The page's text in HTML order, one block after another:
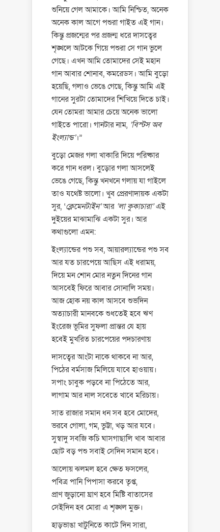
শুনিয়ে গেল আমাকে। আমি নিশ্চিত, অনেক
অনেক কাল আগে পশুরা গাইত এই গান।
কিন্তু প্রজন্মের পর প্রজন্ম ধরে দাসত্বের
শৃঙ্খলে আটকে গিয়ে পশুরা সে গান ভুলে
গেছে। এখন আমি তোমাদের সেই মহান
গান আবার শোনাব, কমরেডস। আমি বুড়ো
হয়েছি, গলাও ভেঙে গেছে, কিন্তু আমি এই
গানের সুরটা তোমাদের শিখিয়ে দিতে চাই।
যেন তোমরা আমার চেয়ে অনেক ভালো
গাইতে পারো। গানটার নাম, ‘বিস্টস অব
ইংল্যান্ড’।”
বুড়ো মেজর গলা খাকারি দিয়ে পরিষ্কার
করে গান ধরল। বুড়োর গলা আসলেই
ভেঙে গেছে, কিন্তু খনখনে গলায় যা গাইলে
তাও যথেষ্ট ভালো। খুব প্রেরণাদায়ক একটা
সুর, ‘ক্লেমেনটাইন’আর ‘লা কুকাচারা’এই
দুইয়ের মাঝামাঝি একটা সুর। আর
কথাগুলো এমন:
ইংল্যান্ডের পশু সব, আয়ারল্যান্ডের পশু সব
আর যত চারপেয়ে আছিস এই ধরাময়,
দিয়ে মন শোন মোর নতুন দিনের গান
আসবেই ফিরে আবার সোনালি সময়।
আজ হোক নয় কাল আসবে শুভদিন
অত্যাচারী মানবকে শুধতেই হবে ঋণ
ইংরেজ ভূমির সুফলা প্রান্তর যে হায়
হবেই মুখরিত চারপেয়ের পদচারণায়
দাসত্বের আংটা নাকে থাকবে না আর,
পিঠের বর্মসাজ মিলিয়ে যাবে হাওয়ায়।
সপাং চাবুক পড়বে না পিঠেতে আর,
লাগাম আর নাল সবেতে খাবে মরিচায়।
সাত রাজার সমান ধন সব হবে মোদের,
ভরবে গোলা, গম, ভুট্টা, খড় আর যবে।
সুস্বাদু সবজি কচি ঘাসগাছালি খাব আবার
ছোট বড় পশু সবাই সেদিন সমান হবে।
আলোয় ঝলমল হবে ক্ষেত ফসলের,
পবিত্র পানি পিপাসা করবে তৃপ্ত,
প্রাণ জুড়ানো ঘ্রাণ হবে মিষ্টি বাতাসের
সেইদিন হব মোরা এ শৃঙ্খল মুক্ত।
হাড়ভাঙা খাটুনিতে কাটে দিন সারা,